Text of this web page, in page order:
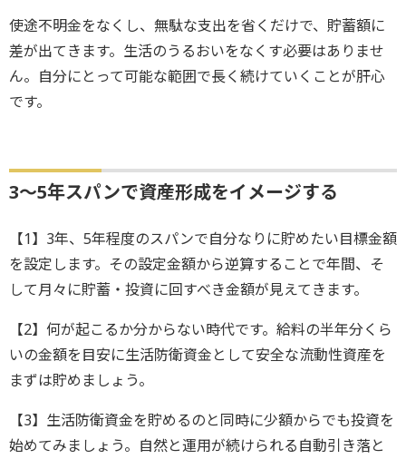
使途不明金をなくし、無駄な支出を省くだけで、貯蓄額に
差が出てきます。生活のうるおいをなくす必要はありませ
ん。自分にとって可能な範囲で長く続けていくことが肝心
です。
3～5年スパンで資産形成をイメージする
【1】3年、5年程度のスパンで自分なりに貯めたい目標金額
を設定します。その設定金額から逆算することで年間、そ
して月々に貯蓄・投資に回すべき金額が見えてきます。
【2】何が起こるか分からない時代です。給料の半年分くら
いの金額を目安に生活防衛資金として安全な流動性資産を
まずは貯めましょう。
【3】生活防衛資金を貯めるのと同時に少額からでも投資を
始めてみましょう。自然と運用が続けられる自動引き落と